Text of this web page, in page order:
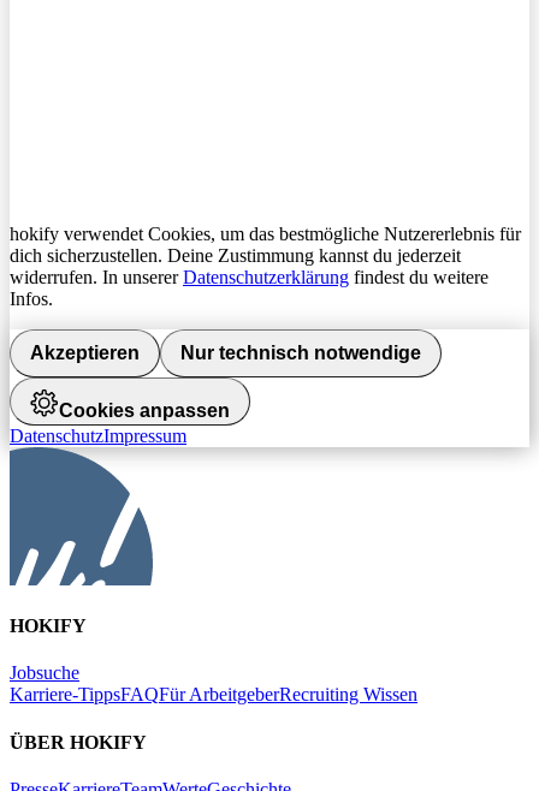
hokify verwendet Cookies, um das bestmögliche Nutzererlebnis für
dich sicherzustellen. Deine Zustimmung kannst du jederzeit
widerrufen. In unsererDatenschutzerklärung findest du weitere
Infos.
Akzeptieren Nur technisch notwendige
Cookies anpassen
DatenschutzImpressum
HOKIFY
Jobsuche
Karriere-TippsFAQFür ArbeitgeberRecruiting Wissen
ÜBER HOKIFY